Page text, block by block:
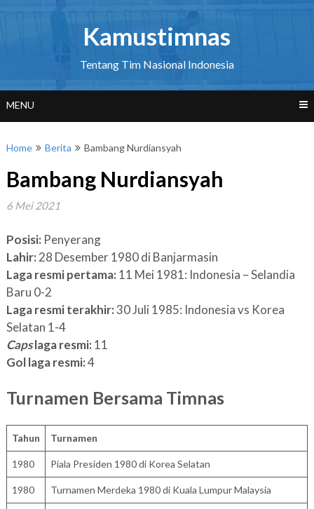
Kamustimnas
Tentang Tim Nasional Indonesia
MENU
Home Berita Bambang Nurdiansyah
Bambang Nurdiansyah
6 Mei 2021
Posisi: Penyerang
Lahir: 28 Desember 1980 di Banjarmasin
Laga resmi pertama: 11 Mei 1981: Indonesia – Selandia
Baru 0-2
Laga resmi terakhir:30 Juli 1985: Indonesia vs Korea
Selatan 1-4
Capslaga resmi: 11
Gol laga resmi:4
Turnamen Bersama Timnas
Tahun Turnamen
1980 Piala Presiden 1980 di Korea Selatan
1980 Turnamen Merdeka 1980 di Kuala Lumpur Malaysia